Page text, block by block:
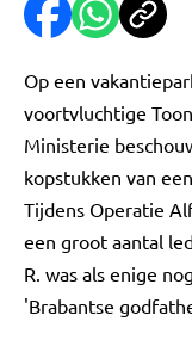
Op een
voortvluchtige
Ministerie
kopstukken van
Tijdens Operatie
een groot aantal
R. was als enige
'Brabantse